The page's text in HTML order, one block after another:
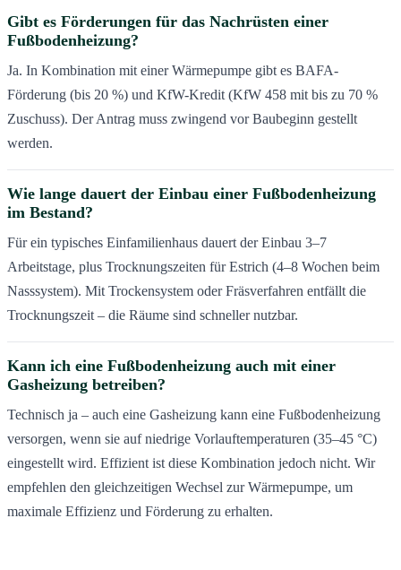
Gibt es Förderungen für das Nachrüsten einer
Fußbodenheizung?
Ja. In Kombination mit einer Wärmepumpe gibt es BAFA-
Förderung (bis 20 %) und KfW-Kredit (KfW 458 mit bis zu 70 %
Zuschuss). Der Antrag muss zwingend vor Baubeginn gestellt
werden.
Wie lange dauert der Einbau einer Fußbodenheizung
im Bestand?
Für ein typisches Einfamilienhaus dauert der Einbau 3–7
Arbeitstage, plus Trocknungszeiten für Estrich (4–8 Wochen beim
Nasssystem). Mit Trockensystem oder Fräsverfahren entfällt die
Trocknungszeit – die Räume sind schneller nutzbar.
Kann ich eine Fußbodenheizung auch mit einer
Gasheizung betreiben?
Technisch ja – auch eine Gasheizung kann eine Fußbodenheizung
versorgen, wenn sie auf niedrige Vorlauftemperaturen (35–45 °C)
eingestellt wird. Effizient ist diese Kombination jedoch nicht. Wir
empfehlen den gleichzeitigen Wechsel zur Wärmepumpe, um
maximale Effizienz und Förderung zu erhalten.